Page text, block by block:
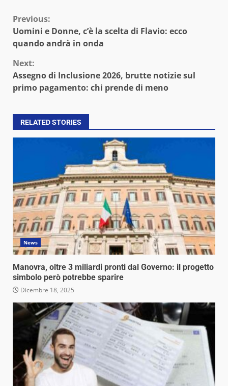
Continue
Reading
Previous:
Uomini e Donne, c’è la scelta di Flavio: ecco
quando andrà in onda
Next:
Assegno di Inclusione 2026, brutte notizie sul
primo pagamento: chi prende di meno
RELATED STORIES
News
Manovra, oltre 3 miliardi pronti dal Governo: il progetto
simbolo però potrebbe sparire
Dicembre 18, 2025